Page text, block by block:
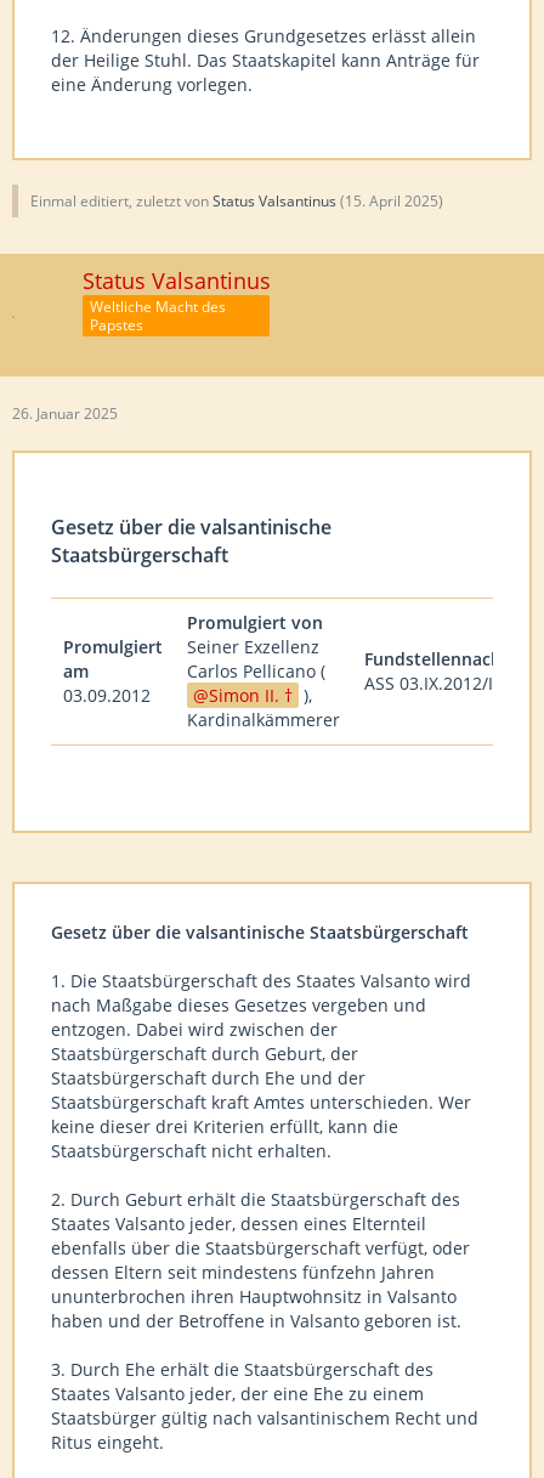
12. Änderungen dieses Grundgesetzes erlässt allein
der Heilige Stuhl. Das Staatskapitel kann Anträge für
eine Änderung vorlegen.
Einmal editiert, zuletzt vonStatus Valsantinus (15. April 2025)
Status Valsantinus
Weltliche Macht des
Papstes
26. Januar 2025
Gesetz über die valsantinische
Staatsbürgerschaft
Promulgiert
am
03.09.2012
Promulgiert von
Seiner Exzellenz
Carlos Pellicano (
Simon II. † ),
Kardinalkämmerer
Fundstellennachweis
ASS 03.IX.2012/III
Gesetz über die valsantinische Staatsbürgerschaft
1. Die Staatsbürgerschaft des Staates Valsanto wird
nach Maßgabe dieses Gesetzes vergeben und
entzogen. Dabei wird zwischen der
Staatsbürgerschaft durch Geburt, der
Staatsbürgerschaft durch Ehe und der
Staatsbürgerschaft kraft Amtes unterschieden. Wer
keine dieser drei Kriterien erfüllt, kann die
Staatsbürgerschaft nicht erhalten.
2. Durch Geburt erhält die Staatsbürgerschaft des
Staates Valsanto jeder, dessen eines Elternteil
ebenfalls über die Staatsbürgerschaft verfügt, oder
dessen Eltern seit mindestens fünfzehn Jahren
ununterbrochen ihren Hauptwohnsitz in Valsanto
haben und der Betroffene in Valsanto geboren ist.
3. Durch Ehe erhält die Staatsbürgerschaft des
Staates Valsanto jeder, der eine Ehe zu einem
Staatsbürger gültig nach valsantinischem Recht und
Ritus eingeht.